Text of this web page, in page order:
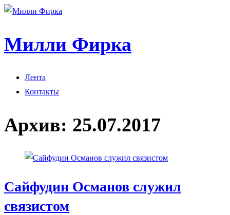
Милли Фирка
Лента
Контакты
Архив: 25.07.2017
Сайфудин Османов служил
связистом